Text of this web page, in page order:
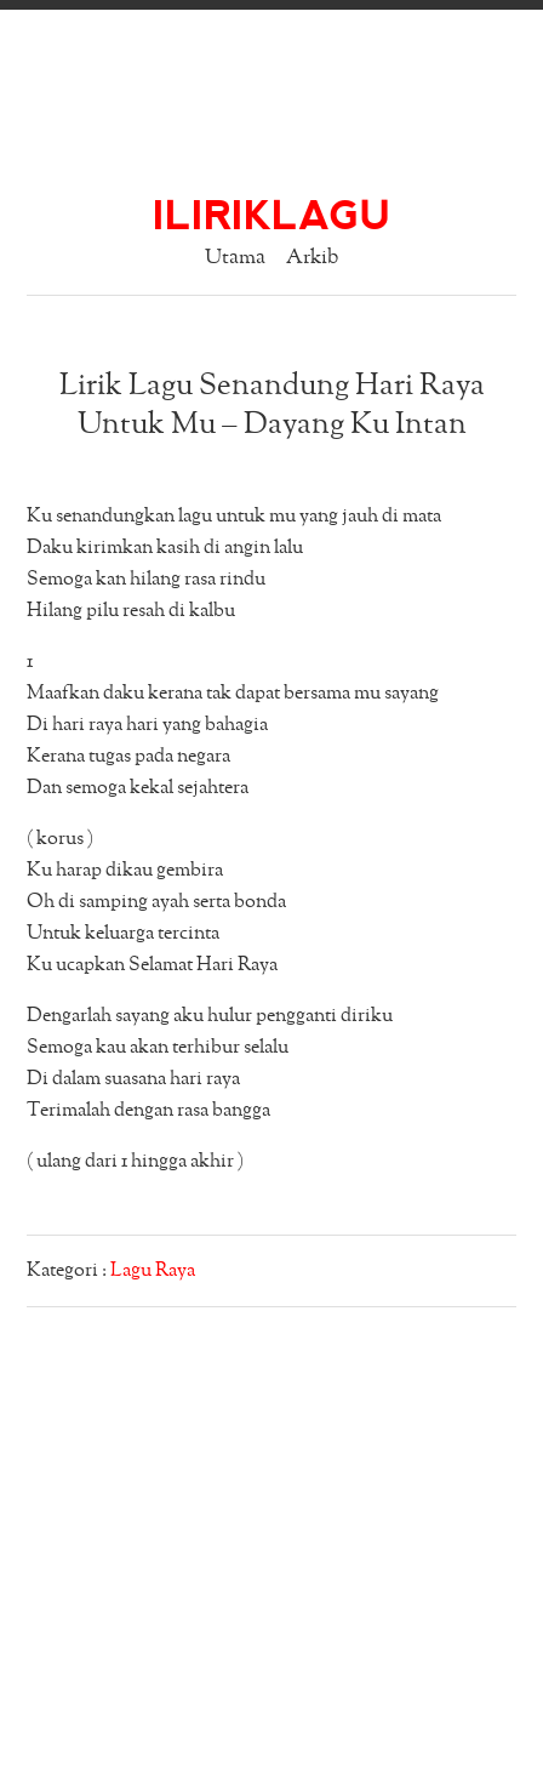
ILIRIKLAGU
Utama Arkib
Lirik Lagu Senandung Hari Raya
Untuk Mu – Dayang Ku Intan
Ku senandungkan lagu untuk mu yang jauh di mata
Daku kirimkan kasih di angin lalu
Semoga kan hilang rasa rindu
Hilang pilu resah di kalbu
1
Maafkan daku kerana tak dapat bersama mu sayang
Di hari raya hari yang bahagia
Kerana tugas pada negara
Dan semoga kekal sejahtera
( korus )
Ku harap dikau gembira
Oh di samping ayah serta bonda
Untuk keluarga tercinta
Ku ucapkan Selamat Hari Raya
Dengarlah sayang aku hulur pengganti diriku
Semoga kau akan terhibur selalu
Di dalam suasana hari raya
Terimalah dengan rasa bangga
( ulang dari 1 hingga akhir )
Kategori :Lagu Raya